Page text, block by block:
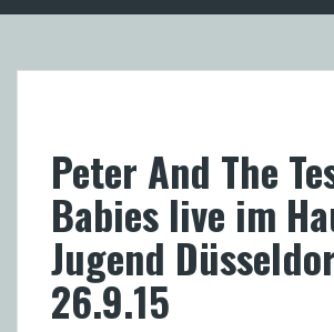
Peter And The
Babies live im
Jugend
26.9.15